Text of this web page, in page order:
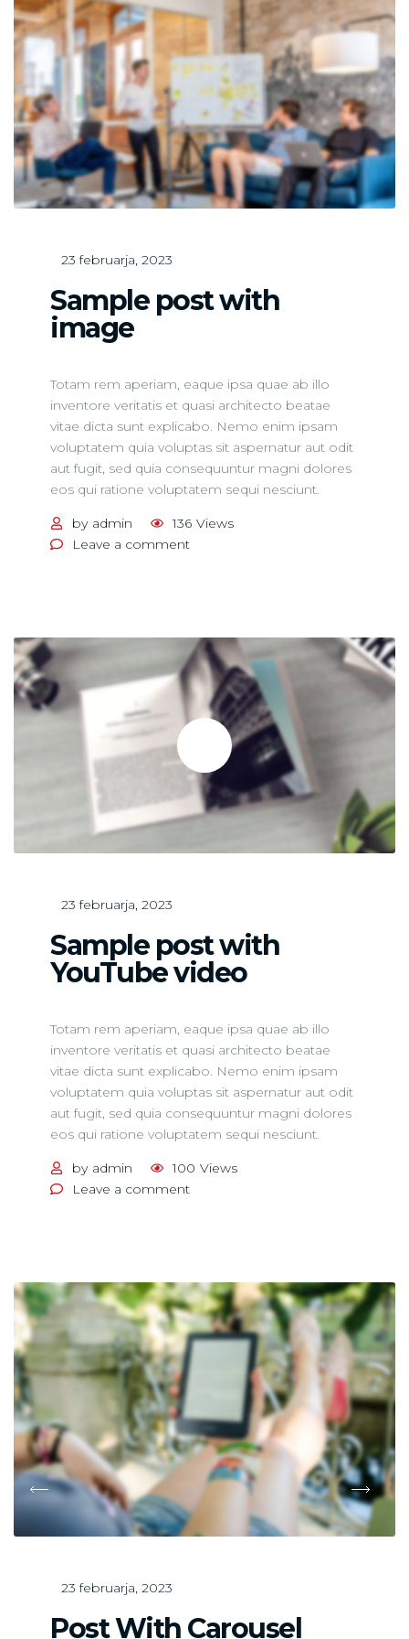
23 februarja, 2023
Sample post with
image
Totam rem aperiam, eaque ipsa quae ab illo
inventore veritatis et quasi architecto beatae
vitae dicta sunt explicabo. Nemo enim ipsam
voluptatem quia voluptas sit aspernatur aut odit
aut fugit, sed quia consequuntur magni dolores
eos qui ratione voluptatem sequi nesciunt.
by admin 136 Views
Leave a commenton
23 februarja, 2023
Sample post with
YouTube video
Totam rem aperiam, eaque ipsa quae ab illo
inventore veritatis et quasi architecto beatae
vitae dicta sunt explicabo. Nemo enim ipsam
voluptatem quia voluptas sit aspernatur aut odit
aut fugit, sed quia consequuntur magni dolores
eos qui ratione voluptatem sequi nesciunt.
by admin 100 Views
Leave a commenton
video
23 februarja, 2023
Post With Carousel